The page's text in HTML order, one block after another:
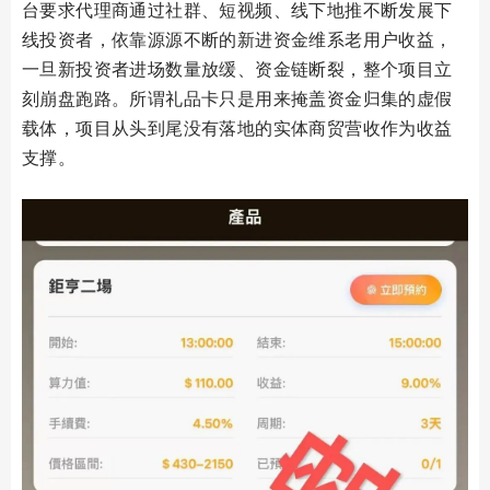
台要求代理商通过社群、短视频、线下地推不断发展下
线投资者，依靠源源不断的新进资金维系老用户收益，
一旦新投资者进场数量放缓、资金链断裂，整个项目立
刻崩盘跑路。所谓礼品卡只是用来掩盖资金归集的虚假
载体，项目从头到尾没有落地的实体商贸营收作为收益
支撑。